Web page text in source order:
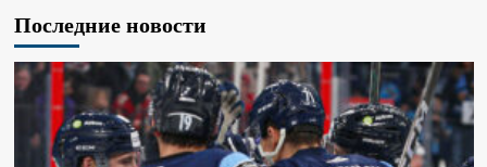
Последние новости